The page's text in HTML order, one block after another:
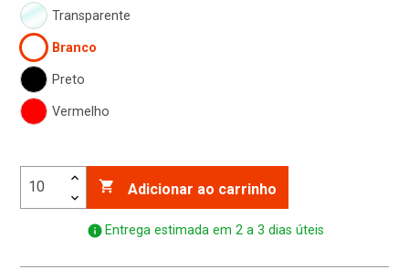
Transparente
Branco
Preto
Vermelho
 Adicionar ao carrinho
info Entrega estimada em 2 a 3 dias úteis